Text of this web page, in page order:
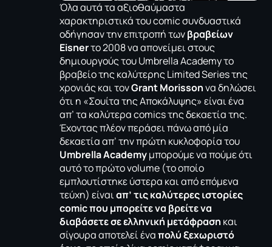
Όλα αυτά τα αξιοθαύμαστα
χαρακτηριστικά του comic συνδυαστικά
οδήγησαν την επιτροπή τωνβραβείων
Eisnerτο 2008 να απονείμει στους
δημιουργούς του Umbrella Academy το
βραβείο της καλύτερης Limited Series της
χρονιάς και τονGrant Morissonνα δηλώσει
ότι η «Σουίτα της Αποκάλυψης» είναι ένα
απ’ τα καλύτερα comics της δεκαετία της.
Έχοντας πλέον περάσει πάνω από μία
δεκαετία απ’ την πρώτη κυκλοφορία του
Umbrella Academyμπορούμε να πούμε ότι
αυτό το πρώτο volume (το οποίο
εμπλουτίστηκε ύστερα και από επόμενα
τεύχη) είναιαπ’ τις καλύτερες ιστορίες
comic που μπορείτε να βρείτε να
διαβάσετε σε ελληνική μετάφραση και
σίγουρα αποτελεί έναπολύ ξεχωριστό